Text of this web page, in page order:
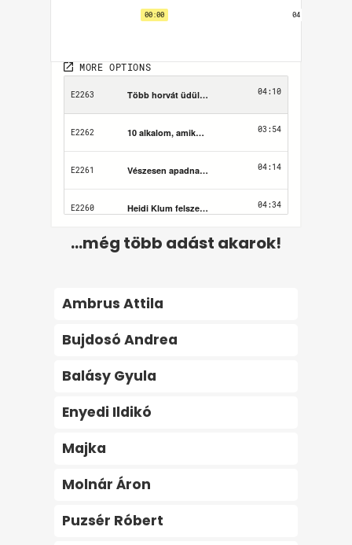
...még több adást akarok!
Ambrus Attila
Bujdosó Andrea
Balásy Gyula
Enyedi Ildikó
Majka
Molnár Áron
Puzsér Róbert